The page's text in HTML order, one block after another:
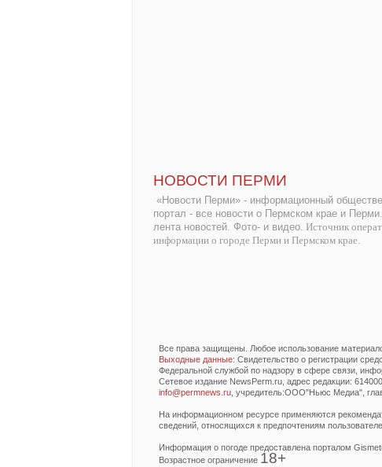
НОВОСТИ ПЕРМИ
«Новости Перми» - информационный
портал - все новости о Пермском крае и
лента новостей. Фото- и видео. Источник
информации о городе Перми и Пермском крае.
Все права защищены. Любое использование
Выходные данные: Свидетельство о регистрации
Федеральной службой по надзору в сфере связи,
Сетевое издание NewsPerm.ru, адрес редакции:
info@permnews.ru , учредитель:ООО"Ньюс Медиа",
На информационном ресурсе применяются
сведений, относящихся к предпочтениям
Информация о погоде предоставлена порталом
Возрастное ограничение 18+